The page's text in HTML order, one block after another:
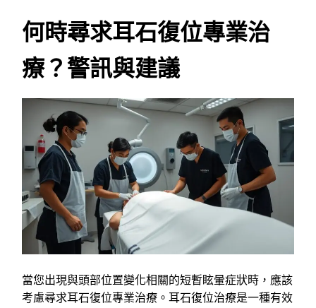
何時尋求耳石復位專業治
療？警訊與建議
當您出現與頭部位置變化相關的短暫眩暈症狀時，應該
考慮尋求耳石復位專業治療。耳石復位治療是一種有效